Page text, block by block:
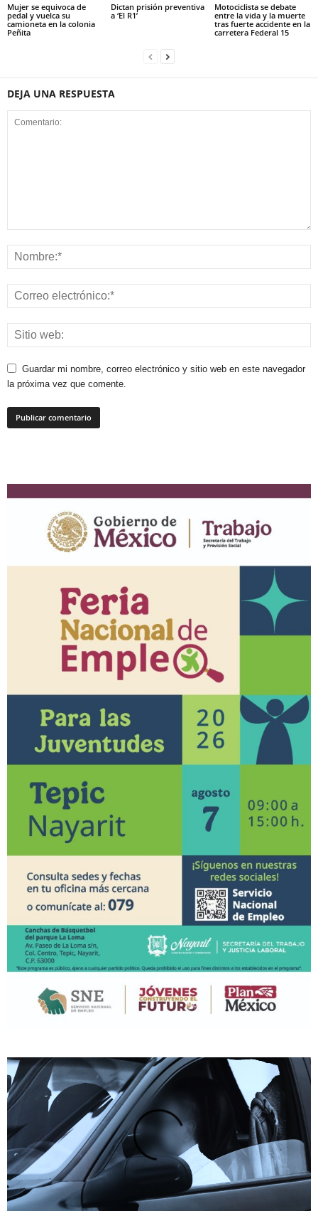
Mujer se equivoca de
pedal y vuelca su
camioneta en la colonia
Peñita
Dictan prisión preventiva
a ‘El R1’
Motociclista se debate
entre la vida y la muerte
tras fuerte accidente en la
carretera Federal 15
DEJA UNA RESPUESTA
Guardar mi nombre, correo electrónico y sitio web en este navegador
la próxima vez que comente.